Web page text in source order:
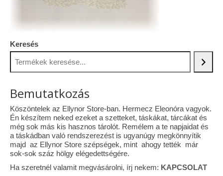
Zsebkendő tartók
Bankkártya tartók
Tolltartók
Mobiltelefon tartók
Tote bag
Piactér
Kosár
Galéria
Hasznos információk
Keresés
Bemutatkozás
Köszöntelek az Ellynor Store-ban. Hermecz Eleonóra vagyok.
Én készítem neked ezeket a szetteket, táskákat, tárcákat és
még sok más kis hasznos tárolót. Remélem a te napjaidat és
a táskádban való rendszerezést is ugyanúgy megkönnyítik
majd az Ellynor Store szépségek, mint ahogy tették már
sok-sok száz hölgy elégedettségére.
Ha szeretnél valamit megvásárolni, írj nekem: KAPCSOLAT